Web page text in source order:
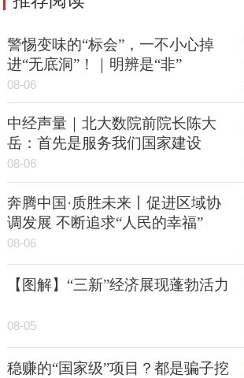
警惕变味的“标会”，一不小心掉
进“无底洞”！｜明辨是“非”
08-06
中经声量｜北大数院前院长陈大
岳：首先是服务我们国家建设
08-06
奔腾中国·质胜未来丨促进区域协
调发展 不断追求“人民的幸福”
08-06
【图解】“三新”经济展现蓬勃活力
08-05
稳赚的“国家级”项目？都是骗子挖